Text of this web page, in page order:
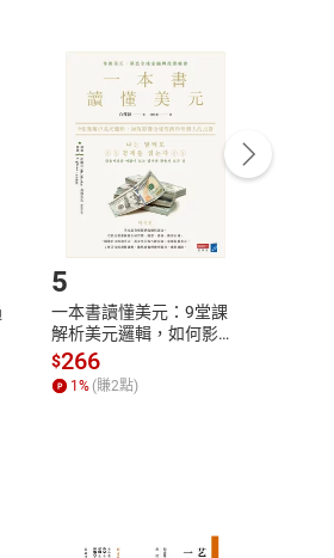
容，消費者同意若訂購後
「申請取消訂單/ 退
完成訂單
Complete
5
一本書讀懂美元：9堂課
解析美元邏輯，如何影響
全球經濟和每個人的投資
【電子書】
$266
1% (賺2點)